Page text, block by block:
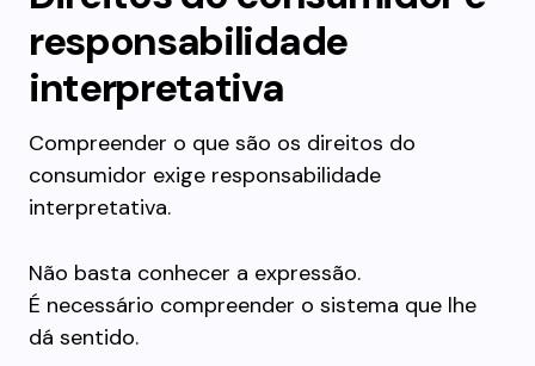
responsabilidade
interpretativa
Compreender o que são os direitos do
consumidor exige responsabilidade
interpretativa.
Não basta conhecer a expressão.
É necessário compreender o sistema que lhe
dá sentido.